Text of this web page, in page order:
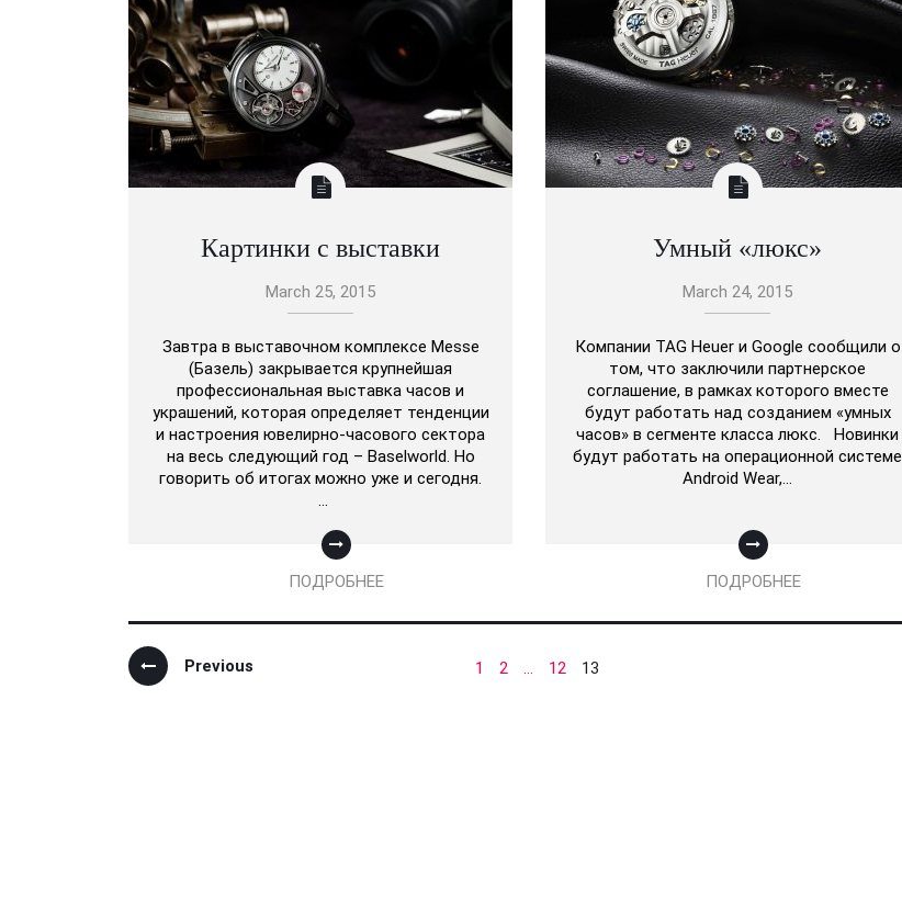
Картинки с выставки
March 25, 2015
Завтра в выставочном комплексе Messe
(Базель) закрывается крупнейшая
профессиональная выставка часов и
украшений, которая определяет тенденции
и настроения ювелирно-часового сектора
на весь следующий год – Baselworld. Но
говорить об итогах можно уже и сегодня.
ПОДРОБНЕЕ
Умный «люкс»
March 24, 2015
Компании TAG Heuer и Google сообщили о
том, что заключили партнерское
соглашение, в рамках которого вместе
будут работать над созданием «умных
часов» в сегменте класса люкс. Новинки
будут работать на операционной системе
Android Wear,…
ПОДРОБНЕЕ
Previous 1 2 12 13